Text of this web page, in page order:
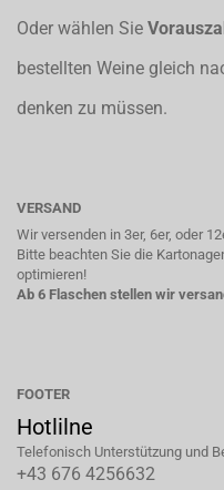
Oder wählen Sie
bestellten Weine gleich
denken zu müssen.
VERSAND
Wir versenden in 3er, 6er, oder
Bitte beachten Sie die
optimieren!
Ab 6 Flaschen stellen wir
FOOTER
Hotlilne
Telefonisch Unterstützung und
+43 676 4256632